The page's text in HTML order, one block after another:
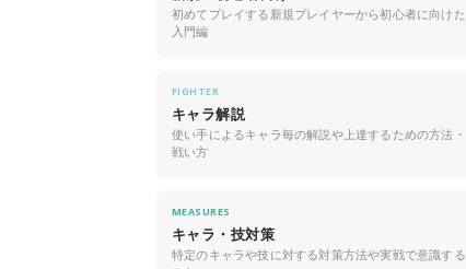
初めてプレイする新規プレイヤーから初心者に向けた
入門編
FIGHTER
キャラ解説
使い手によるキャラ毎の解説や上達するための方法・
戦い方
MEASURES
キャラ・技対策
特定のキャラや技に対する対策方法や実戦で意識する